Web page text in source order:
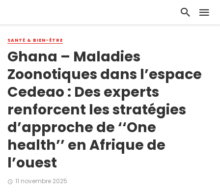
SANTÉ & BIEN-ÊTRE
Ghana – Maladies
Zoonotiques dans l’espace
Cedeao : Des experts
renforcent les stratégies
d’approche de ‘‘One
health’’ en Afrique de
l’ouest
11 novembre 2025